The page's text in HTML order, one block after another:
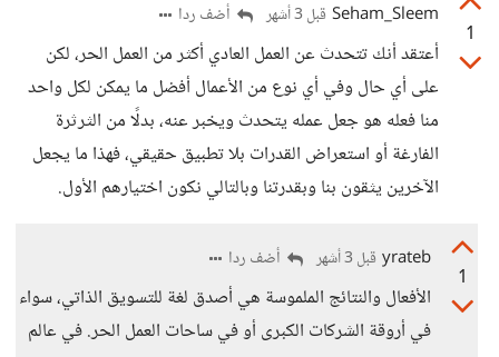
1
Seham_Sleem قبل 3 أشهر أضف ردا
أعتقد أنك تتحدث عن العمل العادي أكثر من العمل الحر، لكن
على أي حال وفي أي نوع من الأعمال أفضل ما يمكن لكل واحد
منا فعله هو جعل عمله يتحدث ويخبر عنه، بدلًا من الثرثرة
الفارغة أو استعراض القدرات بلا تطبيق حقيقي، فهذا ما يجعل
الآخرين يثقون بنا وبقدرتنا وبالتالي نكون اختيارهم الأول.
1
yrateb قبل 3 أشهر أضف ردا
الأفعال والنتائج الملموسة هي أصدق لغة للتسويق الذاتي، سواء
في أروقة الشركات الكبرى أو في ساحات العمل الحر. في عالم